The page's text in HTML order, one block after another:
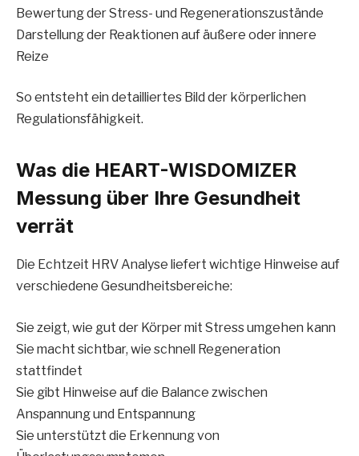
Bewertung der Stress- und Regenerationszustände
Darstellung der Reaktionen auf äußere oder innere
Reize
So entsteht ein detailliertes Bild der körperlichen
Regulationsfähigkeit.
Was die HEART-WISDOMIZER
Messung über Ihre Gesundheit
verrät
Die Echtzeit HRV Analyse liefert wichtige Hinweise auf
verschiedene Gesundheitsbereiche:
Sie zeigt, wie gut der Körper mit Stress umgehen kann
Sie macht sichtbar, wie schnell Regeneration
stattfindet
Sie gibt Hinweise auf die Balance zwischen
Anspannung und Entspannung
Sie unterstützt die Erkennung von